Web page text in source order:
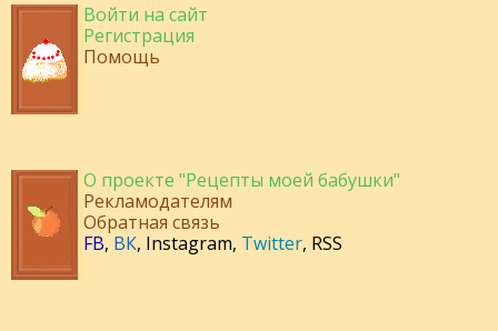
Войти на сайт
Регистрация
Помощь
О проекте "Рецепты моей бабушки"
Рекламодателям
Обратная связь
FB, ВК, Instagram, Twitter, RSS